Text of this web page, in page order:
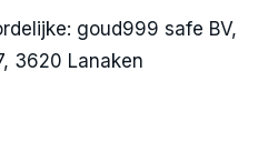
goud999 safe BV,
3620 Lanaken